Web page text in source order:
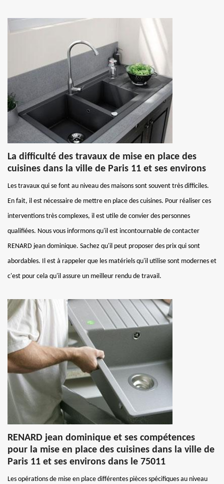
La difficulté des travaux de mise en place des
cuisines dans la ville de Paris 11 et ses environs
Les travaux qui se font au niveau des maisons sont souvent très difficiles.
En fait, il est nécessaire de mettre en place des cuisines. Pour réaliser ces
interventions très complexes, il est utile de convier des personnes
qualifiées. Nous vous informons qu'il est incontournable de contacter
RENARD jean dominique. Sachez qu'il peut proposer des prix qui sont
abordables. Il est à rappeler que les matériels qu'il utilise sont modernes et
c'est pour cela qu'il assure un meilleur rendu de travail.
RENARD jean dominique et ses compétences
pour la mise en place des cuisines dans la ville de
Paris 11 et ses environs dans le 75011
Les opérations de mise en place différentes pièces spécifiques au niveau